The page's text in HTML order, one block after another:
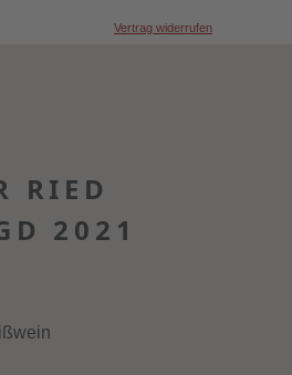
Vertrag widerrufen
RIED
2021